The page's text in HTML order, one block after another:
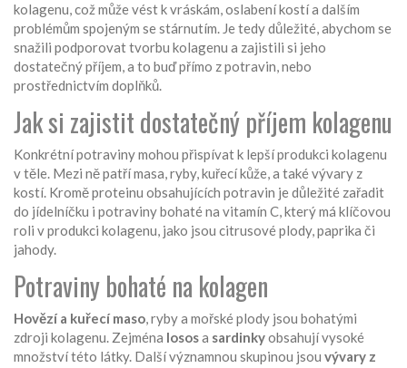
kolagenu, což může vést k vráskám, oslabení kostí a dalším
problémům spojeným se stárnutím. Je tedy důležité, abychom se
snažili podporovat tvorbu kolagenu a zajistili si jeho
dostatečný příjem, a to buď přímo z potravin, nebo
prostřednictvím doplňků.
Jak si zajistit dostatečný příjem kolagenu
Konkrétní potraviny mohou přispívat k lepší produkci kolagenu
v těle. Mezi ně patří masa, ryby, kuřecí kůže, a také vývary z
kostí. Kromě proteinu obsahujících potravin je důležité zařadit
do jídelníčku i potraviny bohaté na vitamín C, který má klíčovou
roli v produkci kolagenu, jako jsou citrusové plody, paprika či
jahody.
Potraviny bohaté na kolagen
Hovězí a kuřecí maso, ryby a mořské plody jsou bohatými
zdroji kolagenu. Zejména lososa sardinkyobsahují vysoké
množství této látky. Další významnou skupinou jsou vývary z